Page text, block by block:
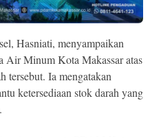
Hasniati, menyampaikan
Air Minum Kota Makassar atas
tersebut. Ia mengatakan
ketersediaan stok darah yang